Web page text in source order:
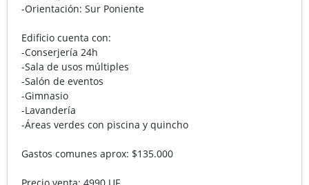
-Orientación: Sur Poniente
Edificio cuenta con:
-Conserjería 24h
-Sala de usos múltiples
-Salón de eventos
-Gimnasio
-Lavandería
-Áreas verdes con piscina y quincho
Gastos comunes aprox: $135.000